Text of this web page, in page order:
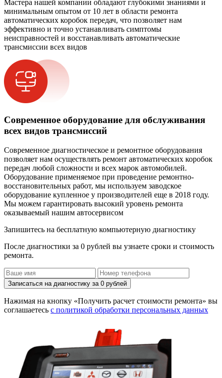
Мастера нашей компании обладают глубокими знаниями и
минимальным опытом от 10 лет в области ремонта
автоматических коробок передач, что позволяет нам
эффективно и точно устанавливать симптомы
неисправностей и восстанавливать автоматические
трансмиссии всех видов
Современное оборудование для обслуживания
всех видов трансмиссий
Современное диагностическое и ремонтное оборудования
позволяет нам осуществлять ремонт автоматических коробок
передач любой сложности и всех марок автомобилей.
Оборудование применяемое при проведение ремонтно-
восстановительных работ, мы используем заводское
оборудование купленное у производителей еще в 2018 году.
Мы можем гарантировать высокий уровень ремонта
оказываемый нашим автосервисом
Запишитесь на бесплатную компьютерную диагностику
После диагностики за 0 рублей вы узнаете сроки и стоимость
ремонта.
Записаться на диагностику за 0 рублей
Нажимая на кнопку «Получить расчет стоимости ремонта» вы
соглашаетесь с политикой обработки персональных данных